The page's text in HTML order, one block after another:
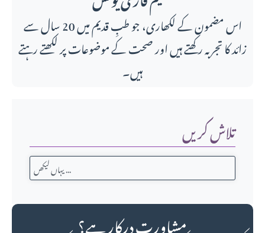
تلاش کریں
مشاورت درکار ہے؟
اس مضمون کے لکھاری، جو طبِ قدیم میں 20 سال سے
زائد کا تجربہ رکھتے ہیں اور صحت کے موضوعات پر لکھتے رہتے
ہیں۔